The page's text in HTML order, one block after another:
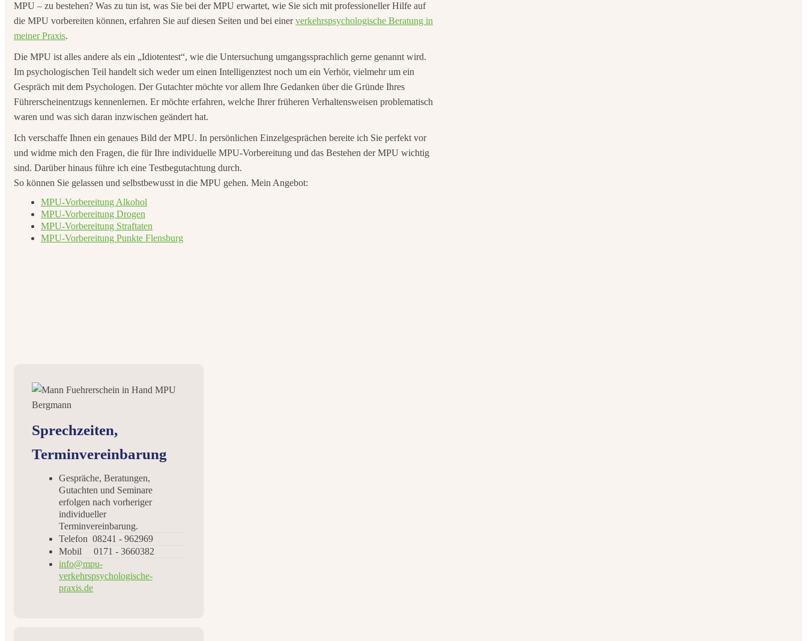
MPU – zu bestehen? Was zu tun ist, was Sie bei der MPU erwartet, wie Sie sich mit professioneller Hilfe auf
die MPU vorbereiten können, erfahren Sie auf diesen Seiten und bei einerverkehrspsychologische Beratung in
meiner Praxis.
Die MPU ist alles andere als ein „Idiotentest“, wie die Untersuchung umgangssprachlich gerne genannt wird.
Im psychologischen Teil handelt sich weder um einen Intelligenztest noch um ein Verhör, vielmehr um ein
Gespräch mit dem Psychologen. Der Gutachter möchte vor allem Ihre Gedanken über die Gründe Ihres
Führerscheinentzugs kennenlernen. Er möchte erfahren, welche Ihrer früheren Verhaltensweisen problematisch
waren und was sich daran inzwischen geändert hat.
Ich verschaffe Ihnen ein genaues Bild der MPU. In persönlichen Einzelgesprächen bereite ich Sie perfekt vor
und widme mich den Fragen, die für Ihre individuelle MPU-Vorbereitung und das Bestehen der MPU wichtig
sind. Darüber hinaus führe ich eine Testbegutachtung durch.
So können Sie gelassen und selbstbewusst in die MPU gehen. Mein Angebot:
MPU-Vorbereitung Alkohol
MPU-Vorbereitung Drogen
MPU-Vorbereitung Straftaten
MPU-Vorbereitung Punkte Flensburg
Sprechzeiten,
Terminvereinbarung
Gespräche, Beratungen,
Gutachten und Seminare
erfolgen nach vorheriger
individueller
Terminvereinbarung.
Telefon 08241 - 962969
Mobil 0171 - 3660382
info@mpu-
verkehrspsychologische-
praxis.de